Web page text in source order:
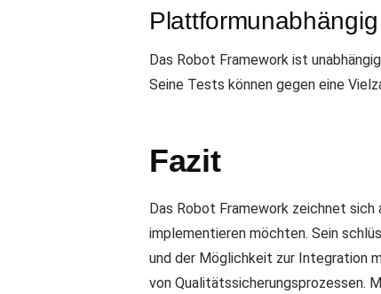
Plattformunabhängig
Das Robot Framework ist
Seine Tests können gegen eine
Fazit
Das Robot Framework zeichnet
implementieren möchten. Sein
und der Möglichkeit zur Integration
von Qualitätssicherungsprozessen.